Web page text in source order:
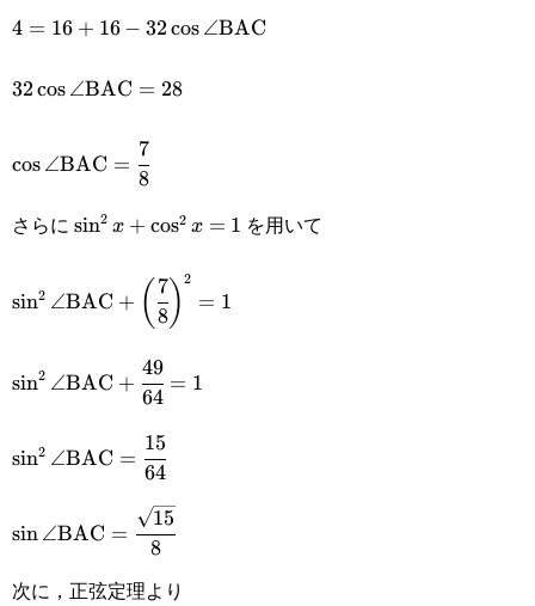
4=16+16-
4 = 16 + 16 − 32 cos∠BAC
32\cos\angle\text{BAC}=28
32cos∠BAC = 28
\cos\angle{\text{BAC}}=\cfrac{7}
cos∠BAC =
8
7
さらに \sin^2
x=1
sin2 x + cos2 x = 1 を用いて
\sin^2\angle\text{BAC}+\bigg(\cfrac{7}
{8}\bigg)^2=1
sin2 ∠BAC + ( 8
7) 2
= 1
\sin^2\angle\text{BAC}+\cfrac{49}
sin2 ∠BAC +
64
49
= 1
\sin^2\angle\text{BAC}=\cfrac{15}
sin2 ∠BAC =
64
15
\sin\angle\text{BAC}=\cfrac{\sqrt{15}}
sin∠BAC =
8
15
次に，正弦定理より